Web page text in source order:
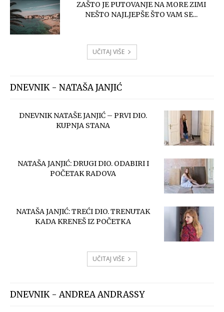
ZAŠTO JE PUTOVANJE NA MORE ZIMI
NEŠTO NAJLJEPŠE ŠTO VAM SE...
UČITAJ VIŠE
DNEVNIK - NATAŠA JANJIĆ
DNEVNIK NATAŠE JANJIĆ – PRVI DIO.
KUPNJA STANA
NATAŠA JANJIĆ: DRUGI DIO. ODABIRI I
POČETAK RADOVA
NATAŠA JANJIĆ: TREĆI DIO. TRENUTAK
KADA KRENEŠ IZ POČETKA
UČITAJ VIŠE
DNEVNIK - ANDREA ANDRASSY